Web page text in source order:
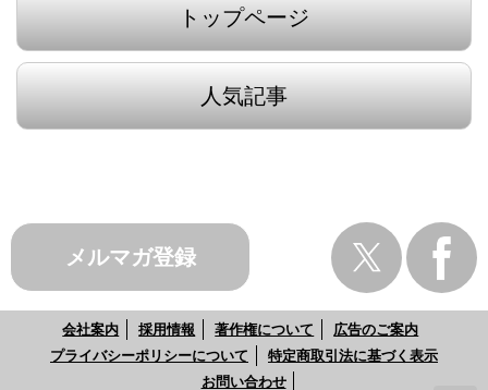
トップページ
人気記事
メルマガ登録
会社案内 採用情報 著作権について
広告のご案内
プライバシーポリシーについて
特定商取引法に基づく表示
お問い合わせ